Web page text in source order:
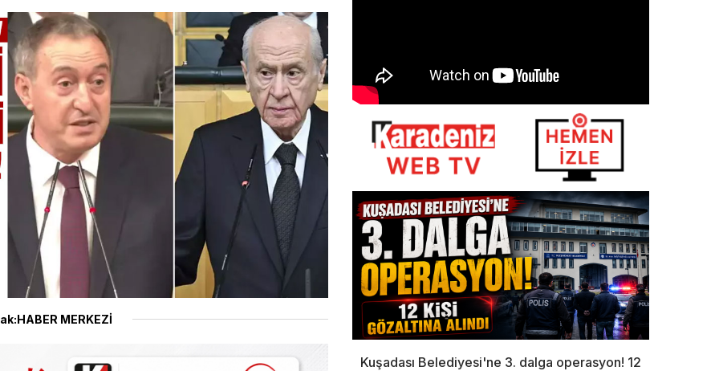
MERKEZİ
Kuşadası Belediyesi'ne 3. dalga operasyon! 12